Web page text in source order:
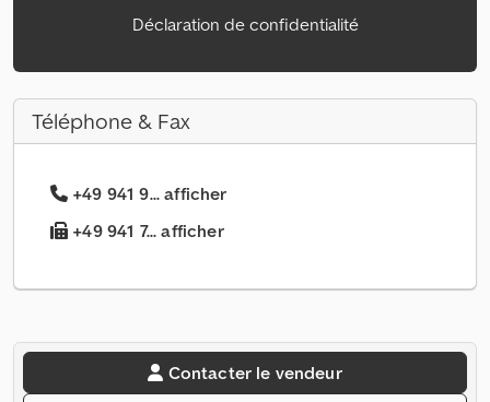
Déclaration de confidentialité
Téléphone & Fax
+49 941 9... afficher
+49 941 7... afficher
Contacter le vendeur